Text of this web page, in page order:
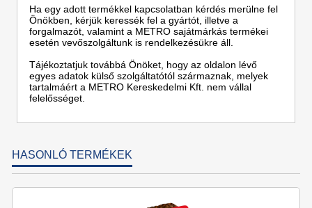
Ha egy adott termékkel kapcsolatban kérdés merülne fel
Önökben, kérjük keressék fel a gyártót, illetve a
forgalmazót, valamint a METRO sajátmárkás termékei
esetén vevőszolgáltunk is rendelkezésükre áll.
Tájékoztatjuk továbbá Önöket, hogy az oldalon lévő
egyes adatok külső szolgáltatótól származnak, melyek
tartalmáért a METRO Kereskedelmi Kft. nem vállal
felelősséget.
HASONLÓ TERMÉKEK